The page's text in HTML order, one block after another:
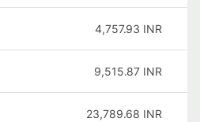
4,757.93 INR
9,515.87 INR
23,789.68 INR